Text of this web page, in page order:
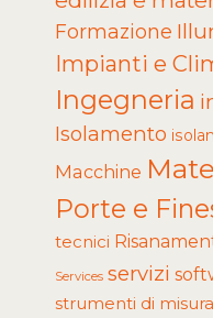
Formazione
Impianti e
Ingegneria
Isolamento
Macchine
Porte e
tecnici
Services servizi
strumenti di